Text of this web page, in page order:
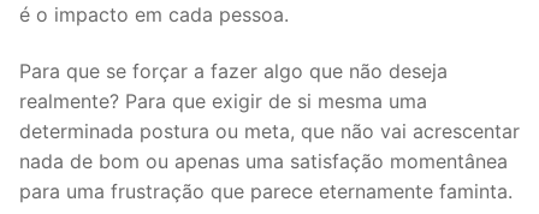
é o impacto em cada pessoa.
Para que se forçar a fazer algo que não deseja
realmente? Para que exigir de si mesma uma
determinada postura ou meta, que não vai acrescentar
nada de bom ou apenas uma satisfação momentânea
para uma frustração que parece eternamente faminta.